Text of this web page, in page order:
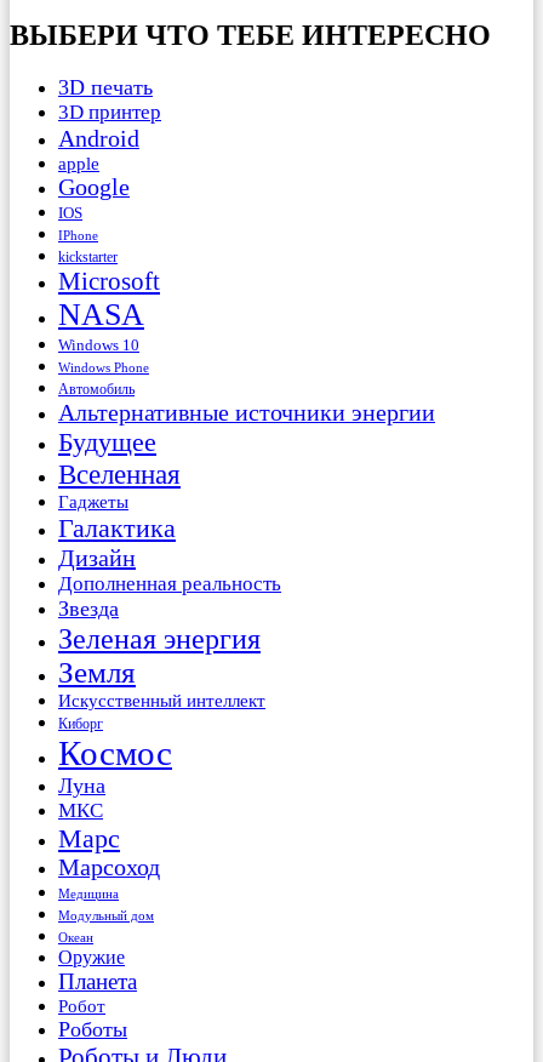
ВЫБЕРИ ЧТО ТЕБЕ ИНТЕРЕСНО
3D печать
3D принтер
Android
apple
Google
IOS
IPhone
kickstarter
Microsoft
NASA
Windows 10
Windows Phone
Автомобиль
Альтернативные источники энергии
Будущее
Вселенная
Гаджеты
Галактика
Дизайн
Дополненная реальность
Звезда
Зеленая энергия
Земля
Искусственный интеллект
Киборг
Космос
Луна
МКС
Марс
Марсоход
Медицина
Модульный дом
Океан
Оружие
Планета
Робот
Роботы